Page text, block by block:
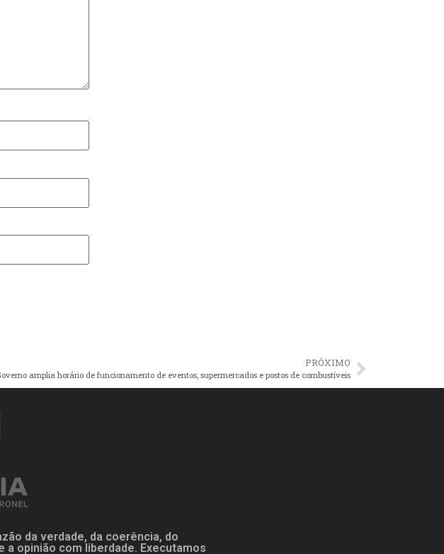
PRÓXIMO
amplia horário de funcionamento de eventos, supermercados e postos de combustíveis
da verdade, da coerência, do
opinião com liberdade. Executamos